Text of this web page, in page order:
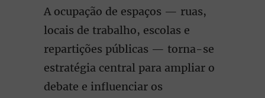
A ocupação de espaços — ruas,
locais de trabalho, escolas e
repartições públicas — torna-se
estratégia central para ampliar o
debate e influenciar os